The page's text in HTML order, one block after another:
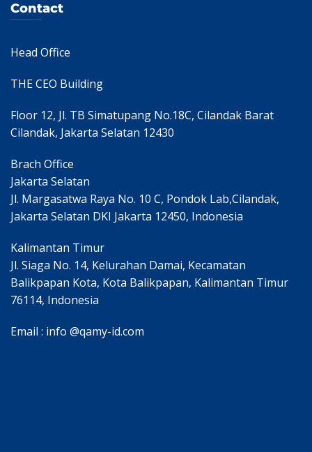
Contact
Head Office
THE CEO Building
Floor 12, Jl. TB Simatupang No.18C, Cilandak Barat
Cilandak, Jakarta Selatan 12430
Brach Office
Jakarta Selatan
Jl. Margasatwa Raya No. 10 C, Pondok Lab,Cilandak,
Jakarta Selatan DKI Jakarta 12450, Indonesia
Kalimantan Timur
Jl. Siaga No. 14, Kelurahan Damai, Kecamatan
Balikpapan Kota, Kota Balikpapan, Kalimantan Timur
76114, Indonesia
Email : info @qamy-id.com